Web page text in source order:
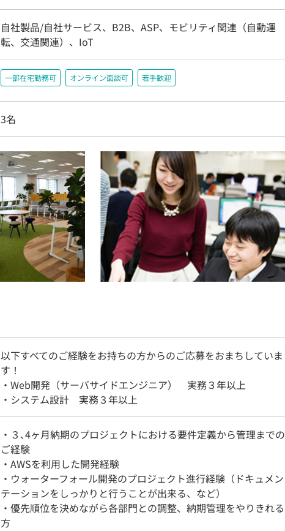
自社製品/自社サービス、B2B、ASP、モビリティ関連（自動運
転、交通関連）、IoT
一部在宅勤務可 オンライン面談可 若手歓迎
3名
以下すべてのご経験をお持ちの方からのご応募をおまちしていま
す！
・Web開発（サーバサイドエンジニア） 実務３年以上
・システム設計 実務３年以上
・３､4ヶ月納期のプロジェクトにおける要件定義から管理までの
ご経験
・AWSを利用した開発経験
・ウォーターフォール開発のプロジェクト進行経験（ドキュメン
テーションをしっかりと行うことが出来る、など）
・優先順位を決めながら各部門との調整、納期管理をやりきれる
方